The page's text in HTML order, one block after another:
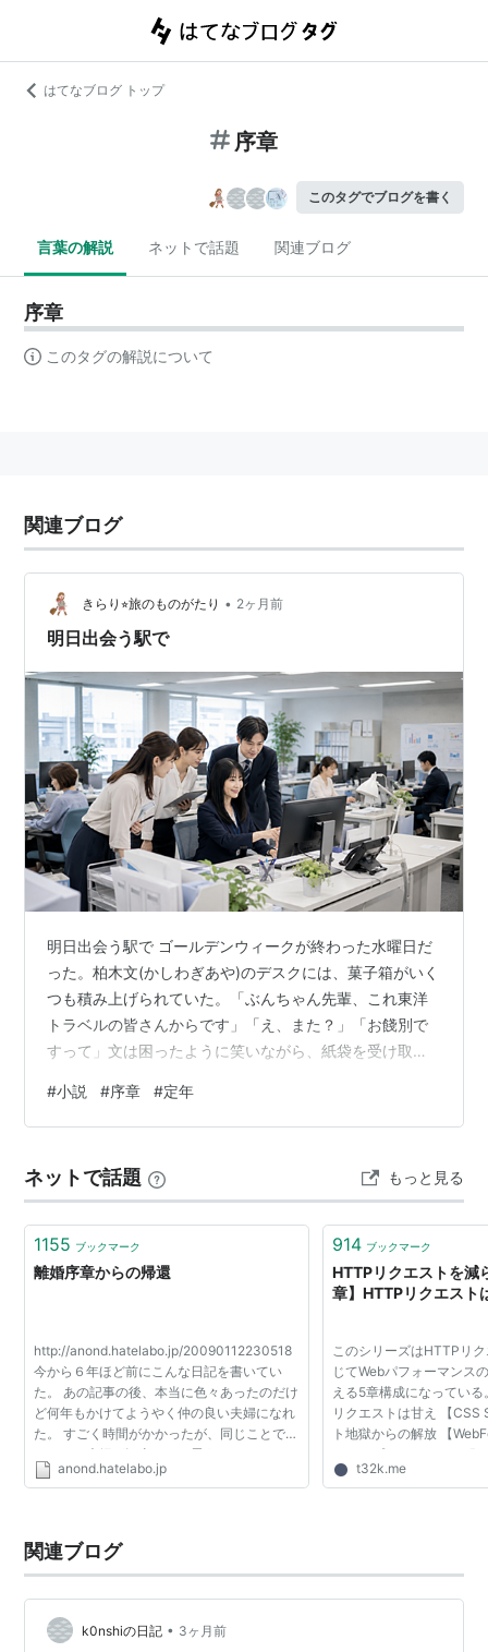
はてなブログ トップ
序章
このタグでブログを書く
言葉の解説 ネットで話題 関連ブログ
序章
このタグの解説について
関連ブログ
きらり⭐︎旅のものがたり • 2ヶ月前
明日出会う駅で
明日出会う駅で ゴールデンウィークが終わった水曜日だ
った。柏木文(かしわぎあや)のデスクには、菓子箱がいく
つも積み上げられていた。「ぶんちゃん先輩、これ東洋
トラベルの皆さんからです」「え、また？」「お餞別で
すって」文は困ったように笑いながら、紙袋を受け取り
いた。 旅行会社ジャパン・ツーリスト・プランニング東
京支店、国内手配課。その一角では今日も朝から何度も
せん！これで合ってます？」「ここボイドしていいんで
すよね」「ぶんちゃん先輩、この乗り継ぎ大丈夫です
か？」 「文のあやは文章のぶん」そう自己紹…
#小説 #序章 #定年
ネットで話題 もっと見る
1155 ブックマーク
離婚序章からの帰還
http://anond.hatelabo.jp/20090112230518
今から６年ほど前にこんな日記を書いてい
た。 あの記事の後、本当に色々あったのだけ
ど何年もかけてようやく仲の良い夫婦になれ
た。 すごく時間がかかったが、同じことで苦
しんでる夫婦が沢山あると思うので、かなり
長文になるのだが参考にしていただけたらう
anond.hatelabo.jp
914 ブックマーク
HTTPリクエストを減
章】HTTPリクエスト
このシリーズはHTTPリ
じてWebパフォーマンス
える5章構成になってい
リクエストは甘え 【CSS
ト地獄からの解放 【
ドロップしてコマンド叩
【DataURI編】遅延ロー
t32k.me
関連ブログ
k0nshiの日記 • 3ヶ月前